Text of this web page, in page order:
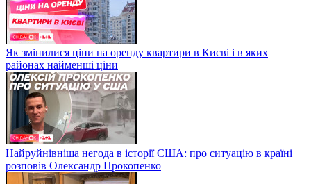
Як змінилися ціни на оренду квартири в Києві і в яких
районах найменші ціни
Найруйнівніша негода в історії США: про ситуацію в країні
розповів Олександр Прокопенко